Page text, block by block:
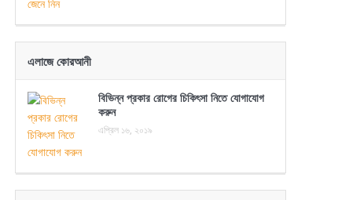
এলাজে কোরআনী
বিভিন্ন প্রকার রোগের চিকিৎসা নিতে যোগাযোগ
করুন
এপ্রিল ১৬, ২০১৯